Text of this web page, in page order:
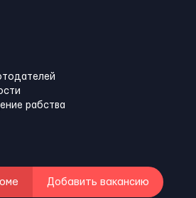
рабства
Добавить вакансию